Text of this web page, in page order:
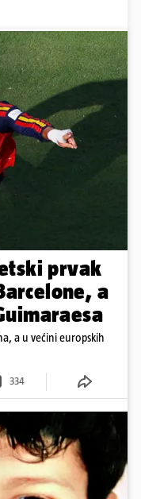
prvak
a
a u većini europskih
334